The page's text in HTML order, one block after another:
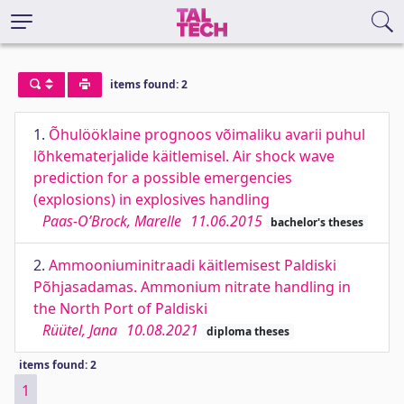
items found: 2
1. Õhulööklaine prognoos võimaliku avarii puhul
lõhkematerjalide käitlemisel. Air shock wave
prediction for a possible emergencies
(explosions) in explosives handling
Paas-O’Brock, Marelle 11.06.2015 bachelor's theses
2. Ammooniuminitraadi käitlemisest Paldiski
Põhjasadamas. Ammonium nitrate handling in
the North Port of Paldiski
Rüütel, Jana 10.08.2021 diploma theses
items found: 2
1